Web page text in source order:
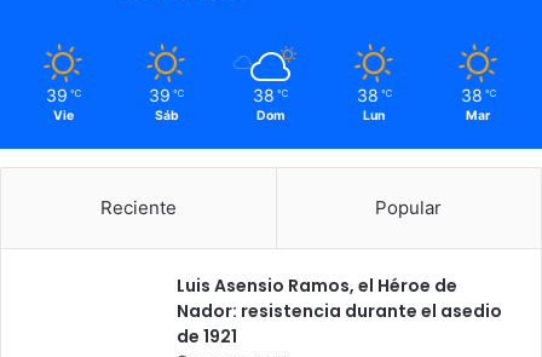
39 ℃
Vie
39 ℃
Sáb
38 ℃
Dom
38 ℃
Lun
38 ℃
Mar
Reciente Popular
Luis Asensio Ramos, el Héroe de
Nador: resistencia durante el asedio
de 1921